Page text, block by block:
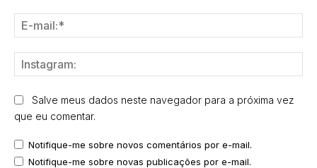
Salve meus dados neste navegador para a próxima vez
que eu comentar.
Notifique-me sobre novos comentários por e-mail.
Notifique-me sobre novas publicações por e-mail.